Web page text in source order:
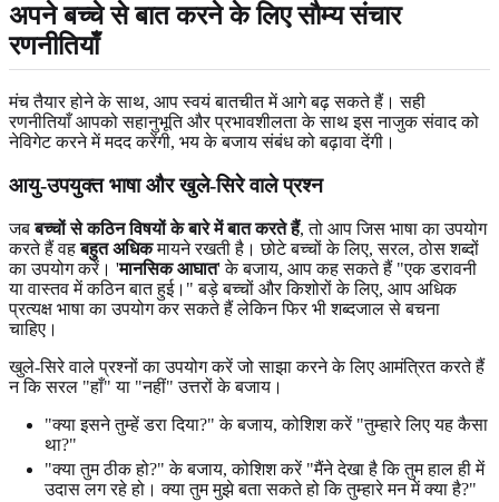
अपने बच्चे से बात करने के लिए सौम्य संचार
रणनीतियाँ
मंच तैयार होने के साथ, आप स्वयं बातचीत में आगे बढ़ सकते हैं। सही
रणनीतियाँ आपको सहानुभूति और प्रभावशीलता के साथ इस नाजुक संवाद को
नेविगेट करने में मदद करेंगी, भय के बजाय संबंध को बढ़ावा देंगी।
आयु-उपयुक्त भाषा और खुले-सिरे वाले प्रश्न
जबबच्चों से कठिन विषयों के बारे में बात करते हैं, तो आप जिस भाषा का उपयोग
करते हैं वहबहुत अधिकमायने रखती है। छोटे बच्चों के लिए, सरल, ठोस शब्दों
का उपयोग करें। 'मानसिक आघात' के बजाय, आप कह सकते हैं "एक डरावनी
या वास्तव में कठिन बात हुई।" बड़े बच्चों और किशोरों के लिए, आप अधिक
प्रत्यक्ष भाषा का उपयोग कर सकते हैं लेकिन फिर भी शब्दजाल से बचना
चाहिए।
खुले-सिरे वाले प्रश्नों का उपयोग करें जो साझा करने के लिए आमंत्रित करते हैं
न कि सरल "हाँ" या "नहीं" उत्तरों के बजाय।
"क्या इसने तुम्हें डरा दिया?" के बजाय, कोशिश करें "तुम्हारे लिए यह कैसा
था?"
"क्या तुम ठीक हो?" के बजाय, कोशिश करें "मैंने देखा है कि तुम हाल ही में
उदास लग रहे हो। क्या तुम मुझे बता सकते हो कि तुम्हारे मन में क्या है?"